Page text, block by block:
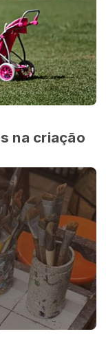
na criação